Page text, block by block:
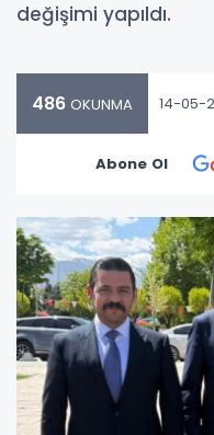
değişimi yapıldı.
486 OKUNMA 14-05-
Abone Ol